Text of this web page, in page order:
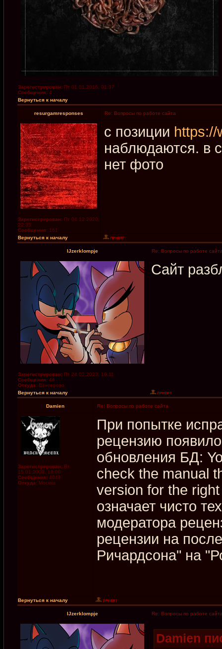
Зарегистрирован: Пт 01.01.2016, 01:37
Сообщения: 4
Вернуться к началу
resurgamresponses Re: Вопросы по работе сайта
Зарегистрирован: Пт 04.12.2020,
22:35
Сообщения: 161
с позиции https://
наблюдаются. в
нет фото
Вернуться к началу
IJzerklompje Re: Вопросы по работе
Зарегистрирован: Пт 24.02.2023, 19:11
Сообщения: 46
Откуда: Венгерово
Сайт
Вернуться к началу
Damien Re: Вопросы по работе сайта
Зарегистрирован: Вт
15.01.2008, 18:00
Сообщения: 4048
Откуда: Москва
При попытке
рецензию
обновления БД:
check the manual
version for the
означает чисто
модератора
рецензии на
Ричардсона" на
Вернуться к началу
IJzerklompje Re: Вопросы по работе
Damien